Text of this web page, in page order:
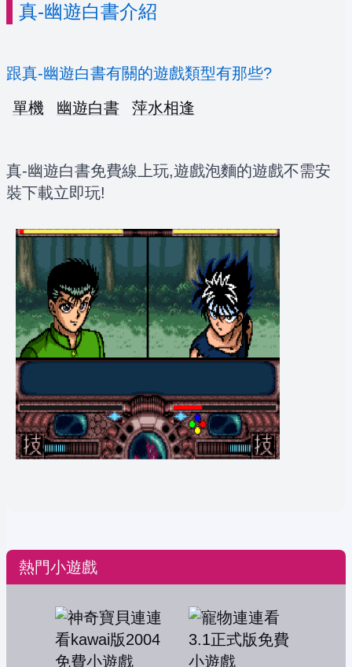
真-幽遊白書介紹
跟真-幽遊白書有關的遊戲類型有那些?
單機
幽遊白書 萍水相逢
真-幽遊白書免費線上玩,遊戲泡麵的遊戲不需安
裝下載立即玩!
熱門小遊戲